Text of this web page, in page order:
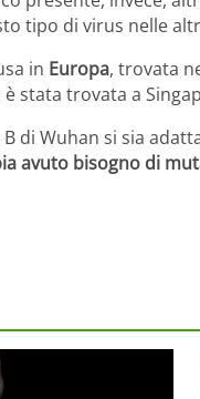
tipo di virus nelle
in Europa, trovata
stata trovata a
di Wuhan si sia
avuto bisogno di